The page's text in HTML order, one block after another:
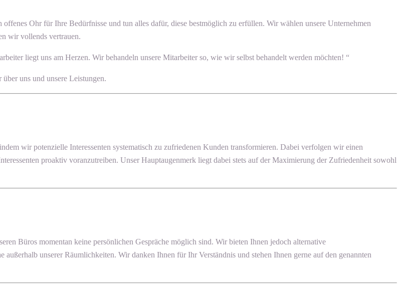
Ohr für Ihre Bedürfnisse und tun alles dafür, diese bestmöglich zu erfüllen. Wir wählen unsere Unternehmen
wir vollends vertrauen.
liegt uns am Herzen. Wir behandeln unsere Mitarbeiter so, wie wir selbst behandelt werden möchten! “
uns und unsere Leistungen.
wir potenzielle Interessenten systematisch zu zufriedenen Kunden transformieren. Dabei verfolgen wir einen
proaktiv voranzutreiben. Unser Hauptaugenmerk liegt dabei stets auf der Maximierung der Zufriedenheit sowohl
Büros momentan keine persönlichen Gespräche möglich sind. Wir bieten Ihnen jedoch alternative
unserer Räumlichkeiten. Wir danken Ihnen für Ihr Verständnis und stehen Ihnen gerne auf den genannten